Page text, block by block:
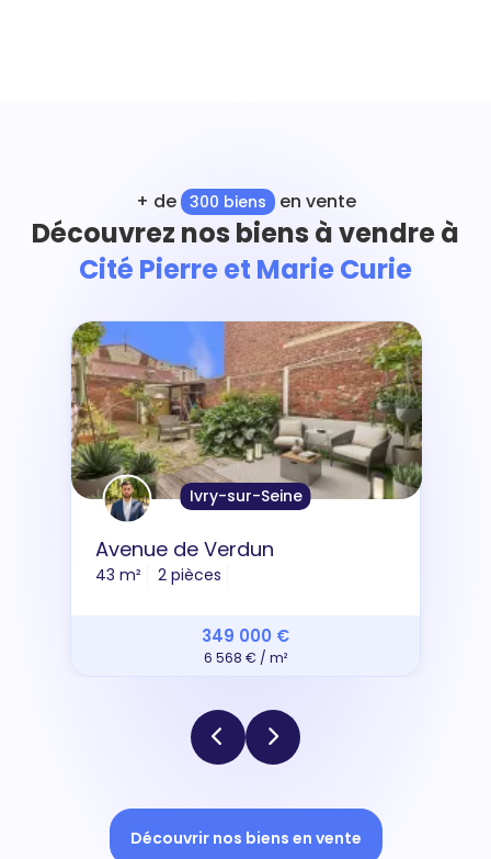
+ de 300 biens en vente
Découvrez nos biens à vendre à
Cité Pierre et Marie Curie
Ivry-sur-Seine
Avenue de Verdun
43 m² 2 pièces
349 000 €
6 568 € / m²
Découvrir nos biens en vente